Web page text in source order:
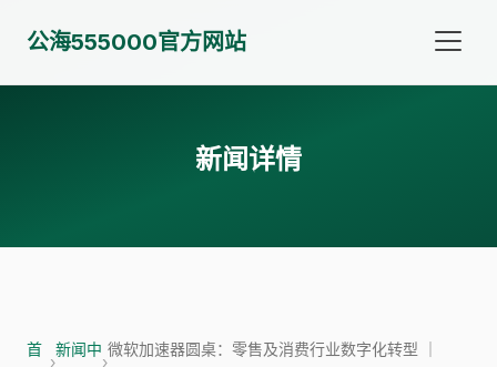
公海555000官方网站
新闻详情
首
›
新闻中
›
微软加速器圆桌：零售及消费行业数字化转型 ｜